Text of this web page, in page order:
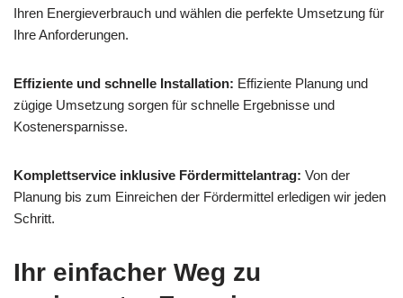
Ihren Energieverbrauch und wählen die perfekte Umsetzung für
Ihre Anforderungen.
Effiziente und schnelle Installation: Effiziente Planung und
zügige Umsetzung sorgen für schnelle Ergebnisse und
Kostenersparnisse.
Komplettservice inklusive Fördermittelantrag: Von der
Planung bis zum Einreichen der Fördermittel erledigen wir jeden
Schritt.
Ihr einfacher Weg zu